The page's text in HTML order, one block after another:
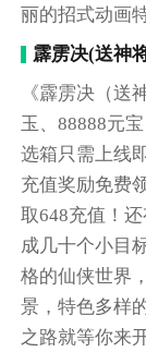
丽的招式动画
霹雳决(送神
《霹雳决（送
玉、88888元
选箱只需上线
充值奖励免费
取648充值！
成几十个小目
格的仙侠世界
景，特色多样
之路就等你来